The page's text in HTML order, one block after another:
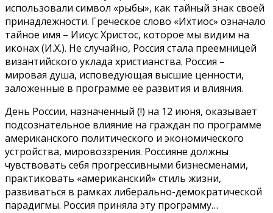
использовали символ «рыбы», как тайный знак своей
принадлежности. Греческое слово «Ихтиос» означало
тайное имя – Иисус Христос, которое мы видим на
иконах (И.Х.). Не случайно, Россия стала преемницей
византийского уклада христианства. Россия –
мировая душа, исповедующая высшие ценности,
заложенные в программе её развития и влияния.
День России, назначенный (!) на 12 июня, оказывает
подсознательное влияние на граждан по программе
американского политического и экономического
устройства, мировоззрения. Россияне должны
чувствовать себя прогрессивными бизнесменами,
практиковать «американский» стиль жизни,
развиваться в рамках либерально-демократической
парадигмы. Россия приняла эту программу…